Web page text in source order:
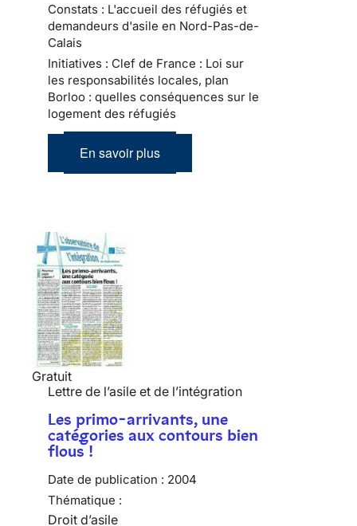
Constats : L'accueil des réfugiés et
demandeurs d'asile en Nord-Pas-de-
Calais
Initiatives : Clef de France : Loi sur
les responsabilités locales, plan
Borloo : quelles conséquences sur le
logement des réfugiés
En savoir plus
Gratuit
Lettre de l’asile et de l’intégration
Les primo-arrivants, une
catégories aux contours bien
flous !
Date de publication : 2004
Thématique :
Droit d’asile